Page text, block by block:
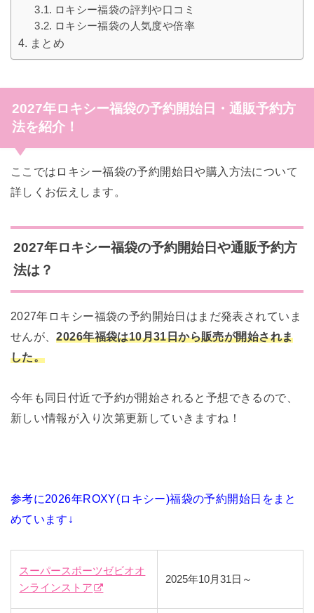
ロキシー福袋の評判や口コミ
ロキシー福袋の人気度や倍率
まとめ
2027年ロキシー福袋の予約開始日・通販予約方
法を紹介！
ここではロキシー福袋の予約開始日や購入方法について
詳しくお伝えします。
2027年ロキシー福袋の予約開始日や通販予約方
法は？
2027年ロキシー福袋の予約開始日はまだ発表されていま
せんが、2026年福袋は10月31日から販売が開始されま
した。
今年も同日付近で予約が開始されると予想できるので、
新しい情報が入り次第更新していきますね！
参考に2026年ROXY(ロキシー)福袋の予約開始日をまと
めています↓
スーパースポーツゼビオオ
ンラインストア
2025年10月31日～